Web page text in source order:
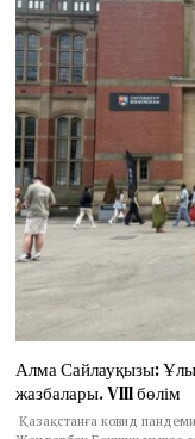
Алма Сайлауқызы:
жазбалары. VIII бөлім
Қазақстанға ковид